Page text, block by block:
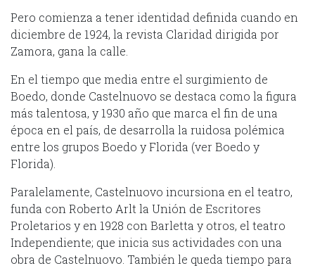
Pero comienza a tener identidad definida cuando en
diciembre de 1924, la revista Claridad dirigida por
Zamora, gana la calle.
En el tiempo que media entre el surgimiento de
Boedo, donde Castelnuovo se destaca como la figura
más talentosa, y 1930 año que marca el fin de una
época en el país, de desarrolla la ruidosa polémica
entre los grupos Boedo y Florida (ver Boedo y
Florida).
Paralelamente, Castelnuovo incursiona en el teatro,
funda con Roberto Arlt la Unión de Escritores
Proletarios y en 1928 con Barletta y otros, el teatro
Independiente; que inicia sus actividades con una
obra de Castelnuovo. También le queda tiempo para